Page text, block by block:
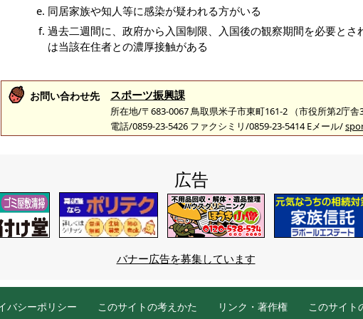
同居家族や知人等に感染が疑われる方がいる
過去二週間に、政府から入国制限、入国後の観察期間を必要とさ
は当該在住者との濃厚接触がある
お問い合わせ先 スポーツ振興課
所在地/〒683-0067 鳥取県米子市東町161-2 （市役所第2庁舎3
電話/0859-23-5426 ファクシミリ/0859-23-5414 Eメール/
広告
バナー広告を募集しています
バシーポリシー このサイトの考えかた リンク・著作権 このサイト